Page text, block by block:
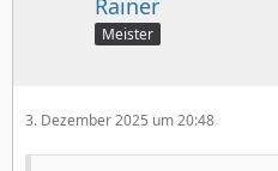
Meister
3. Dezember 2025 um 20:48